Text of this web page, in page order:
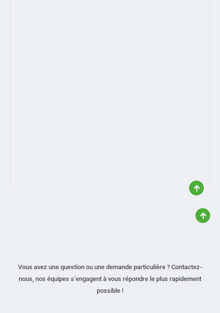
Vous avez une question ou une demande particulière ? Contactez-
nous, nos équipes s’engagent à vous répondre le plus rapidement
possible !